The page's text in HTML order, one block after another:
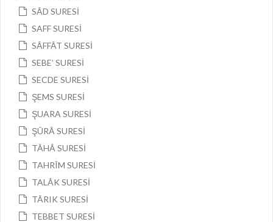
SÂD SURESİ
SAFF SURESİ
SÂFFÂT SURESİ
SEBE’ SURESİ
SECDE SURESİ
ŞEMS SURESİ
ŞUARA SURESİ
ŞÛRÂ SURESİ
TÂHÂ SURESİ
TAHRÎM SURESİ
TALÂK SURESİ
TÂRIK SURESİ
TEBBET SURESİ